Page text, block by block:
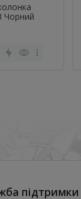
M3 Чорний
підтримки